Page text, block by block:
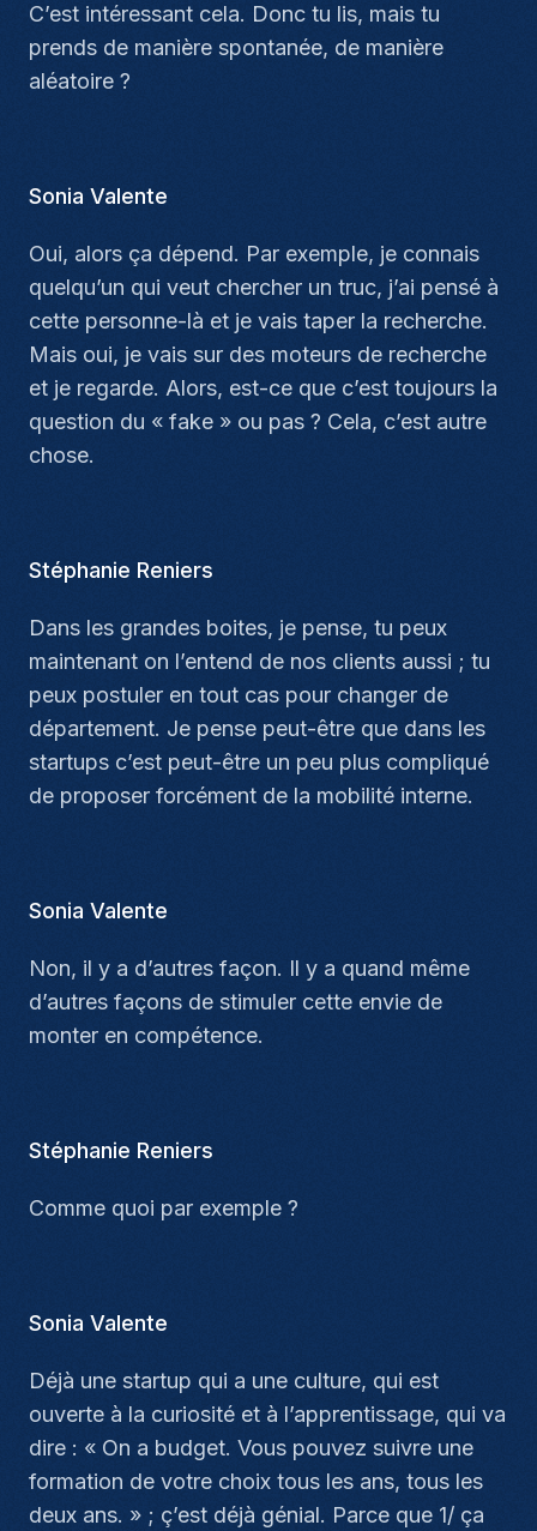
C’est intéressant cela. Donc tu lis, mais tu
prends de manière spontanée, de manière
aléatoire ?
Sonia Valente
Oui, alors ça dépend. Par exemple, je connais
quelqu’un qui veut chercher un truc, j’ai pensé à
cette personne-là et je vais taper la recherche.
Mais oui, je vais sur des moteurs de recherche
et je regarde. Alors, est-ce que c’est toujours la
question du « fake » ou pas ? Cela, c’est autre
chose.
Stéphanie Reniers
Dans les grandes boites, je pense, tu peux
maintenant on l’entend de nos clients aussi ; tu
peux postuler en tout cas pour changer de
département. Je pense peut-être que dans les
startups c’est peut-être un peu plus compliqué
de proposer forcément de la mobilité interne.
Sonia Valente
Non, il y a d’autres façon. Il y a quand même
d’autres façons de stimuler cette envie de
monter en compétence.
Stéphanie Reniers
Comme quoi par exemple ?
Sonia Valente
Déjà une startup qui a une culture, qui est
ouverte à la curiosité et à l’apprentissage, qui va
dire : « On a budget. Vous pouvez suivre une
formation de votre choix tous les ans, tous les
deux ans. » ; ç’est déjà génial. Parce que 1/ ça